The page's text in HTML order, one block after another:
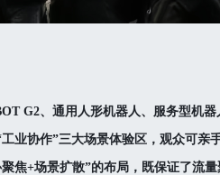
G2、通用人形机器人、服务型机
业协作”三大场景体验区，观众可亲
焦+场景扩散”的布局，既保证了流量